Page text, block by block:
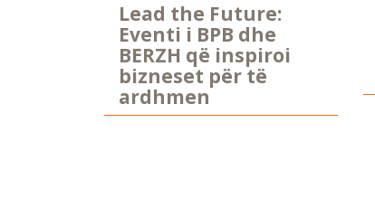
Lead the Future:
Eventi i BPB dhe
BERZH që inspiroi
bizneset për të
ardhmen